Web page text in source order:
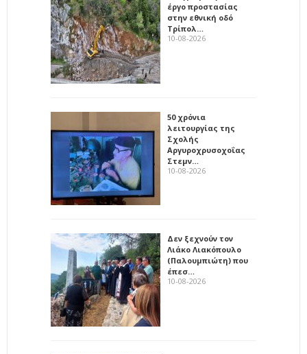
έργο προστασίας
στην εθνική οδό
Τρίπολ…
10-08-2026
50 χρόνια
λειτουργίας της
Σχολής
Αργυροχρυσοχοΐας
Στεμν…
10-08-2026
Δεν ξεχνούν τον
Λιάκο Λιακόπουλο
(Παλουμπιώτη) που
έπεσ…
10-08-2026